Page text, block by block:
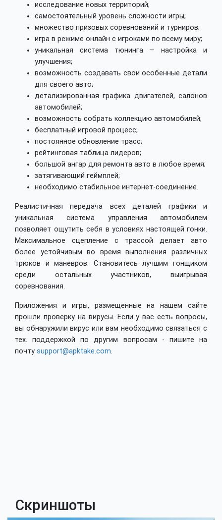
исследование новых территорий;
самостоятельный уровень сложности игры;
множество призовых соревнований и турниров;
игра в режиме онлайн с игроками по всему миру;
уникальная система тюнинга — настройка и
улучшения;
возможность создавать свои особенные детали
для своего авто;
детализированная графика двигателей, салонов
автомобилей;
возможность собрать коллекцию автомобилей;
бесплатный игровой процесс;
постоянное обновление трасс;
рейтинговая таблица лидеров;
большой ангар для ремонта авто в любое время;
затягивающий геймплей;
необходимо стабильное интернет-соединение.
Реалистичная передача всех деталей графики и
уникальная система управления автомобилем
позволяет ощутить себя в условиях настоящей гонки.
Максимальное сцепление с трассой делает авто
более устойчивым во время выполнения различных
трюков и маневров. Становитесь лучшим гонщиком
среди остальных участников, выигрывая
соревнования.
Приложения и игры, размещенные на нашем сайте
прошли проверку на вирусы. Если у вас есть вопросы,
вы обнаружили вирус или вам необходимо связаться с
тех. поддержкой по другим вопросам - пишите на
почту support@apktake.com.
Скриншоты